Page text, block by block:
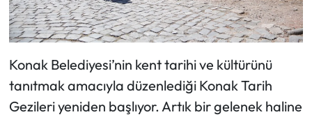
Konak Belediyesi’nin kent tarihi ve kültürünü
tanıtmak amacıyla düzenlediği Konak Tarih
Gezileri yeniden başlıyor. Artık bir gelenek haline